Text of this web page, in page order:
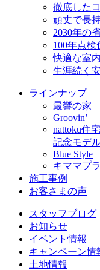
徹底した
頑丈で長
2030年の
100年点検
快適な室
生涯続く
ラインナップ
最響の家
Groovin’
nattoku住
記念モデ
Blue Style
キママプ
施工事例
お客さまの声
スタッフブログ
お知らせ
イベント情報
キャンペーン情
土地情報